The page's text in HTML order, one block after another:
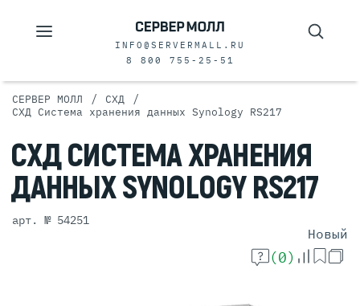
INFO@SERVERMALL.RU
8 800 755-25-51
СЕРВЕР МОЛЛ / СХД /
СХД Система хранения данных Synology RS217
СХДСИСТЕМАХРАНЕНИЯ
ДАННЫХSYNOLOGY RS217
арт. № 54251
Новый
(0)